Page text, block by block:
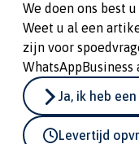
We doen ons best
Weet u al een
zijn voor
WhatsAppBusiness
Ja, ik heb
Levertijd